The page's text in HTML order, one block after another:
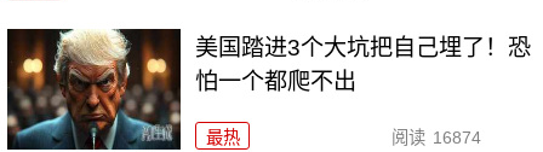
美国踏进3个大坑把自己埋了！恐
怕一个都爬不出
最热 阅读 16874